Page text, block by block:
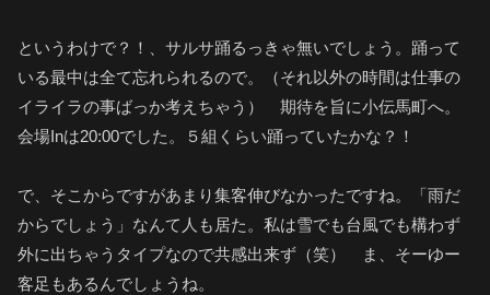
というわけで？！、サルサ踊るっきゃ無いでしょう。踊って
いる最中は全て忘れられるので。（それ以外の時間は仕事の
イライラの事ばっか考えちゃう） 期待を旨に小伝馬町へ。
会場Inは20:00でした。５組くらい踊っていたかな？！
で、そこからですがあまり集客伸びなかったですね。「雨だ
からでしょう」なんて人も居た。私は雪でも台風でも構わず
外に出ちゃうタイプなので共感出来ず（笑） ま、そーゆー
客足もあるんでしょうね。